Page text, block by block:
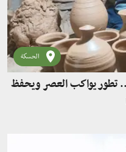
الحسكة
تطور يواكب العصر ويحفظ